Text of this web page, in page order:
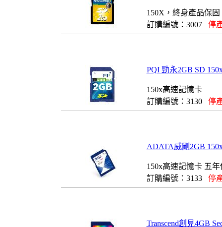
150X，終身產品保固
訂購編號：3007 停
PQI 勁永2GB SD
150x高速記憶卡
訂購編號：3130 停
ADATA威剛2GB
150x高速記憶卡 五年
訂購編號：3133 停
Transcend創見4GB